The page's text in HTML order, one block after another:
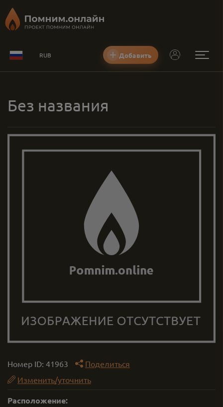
RUB Добавить
Без названия
Номер ID: 41963
Поделиться
Изменить/уточнить
Расположение: